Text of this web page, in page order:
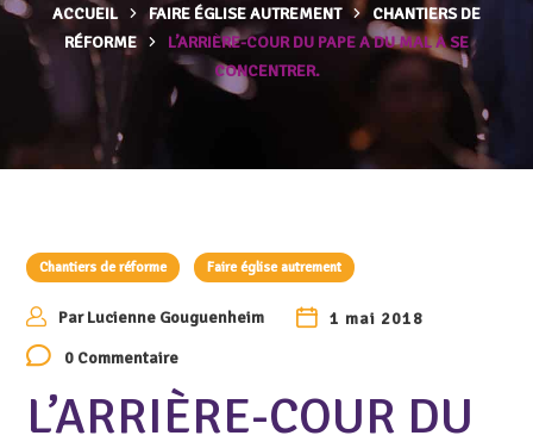
ACCUEIL FAIRE ÉGLISE AUTREMENT
CHANTIERS DE
RÉFORME
L’ARRIÈRE-COUR DU PAPE A DU MAL À SE
CONCENTRER.
Chantiers de réforme Faire église autrement
ParLucienne Gouguenheim
1 mai 2018
0 Commentaire
L’ARRIÈRE-COUR DU